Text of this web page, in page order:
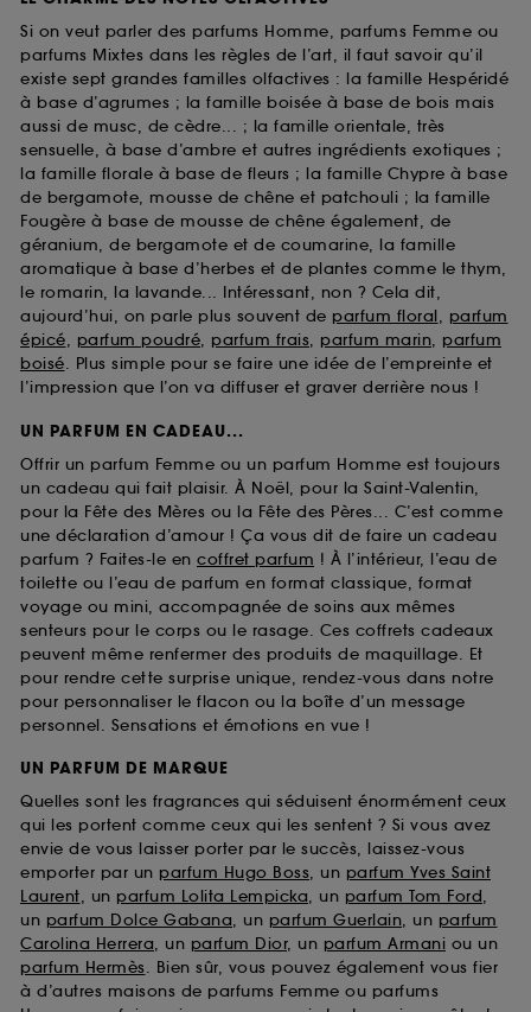
Si on veut parler des parfums Homme, parfums Femme ou
parfums Mixtes dans les règles de l’art, il faut savoir qu’il
existe sept grandes familles olfactives : la famille Hespéridé
à base d’agrumes ; la famille boisée à base de bois mais
aussi de musc, de cèdre... ; la famille orientale, très
sensuelle, à base d’ambre et autres ingrédients exotiques ;
la famille florale à base de fleurs ; la famille Chypre à base
de bergamote, mousse de chêne et patchouli ; la famille
Fougère à base de mousse de chêne également, de
géranium, de bergamote et de coumarine, la famille
aromatique à base d’herbes et de plantes comme le thym,
le romarin, la lavande... Intéressant, non ? Cela dit,
aujourd’hui, on parle plus souvent de parfum floral, parfum
épicé, parfum poudré, parfum frais, parfum marin, parfum
boisé. Plus simple pour se faire une idée de l’empreinte et
l’impression que l’on va diffuser et graver derrière nous !
UN PARFUM EN CADEAU...
Offrir un parfum Femme ou un parfum Homme est toujours
un cadeau qui fait plaisir. À Noël, pour la Saint-Valentin,
pour la Fête des Mères ou la Fête des Pères... C’est comme
une déclaration d’amour ! Ça vous dit de faire un cadeau
parfum ? Faites-le en coffret parfum ! À l’intérieur, l’eau de
toilette ou l’eau de parfum en format classique, format
voyage ou mini, accompagnée de soins aux mêmes
senteurs pour le corps ou le rasage. Ces coffrets cadeaux
peuvent même renfermer des produits de maquillage. Et
pour rendre cette surprise unique, rendez-vous dans notre
pour personnaliser le flacon ou la boîte d’un message
personnel. Sensations et émotions en vue !
UN PARFUM DE MARQUE
Quelles sont les fragrances qui séduisent énormément ceux
qui les portent comme ceux qui les sentent ? Si vous avez
envie de vous laisser porter par le succès, laissez-vous
emporter par un parfum Hugo Boss, un parfum Yves Saint
Laurent, un parfum Lolita Lempicka, un parfum Tom Ford,
un parfum Dolce Gabana, un parfum Guerlain, un parfum
Carolina Herrera, un parfum Dior, un parfum Armani ou un
parfum Hermès. Bien sûr, vous pouvez également vous fier
à d’autres maisons de parfums Femme ou parfums